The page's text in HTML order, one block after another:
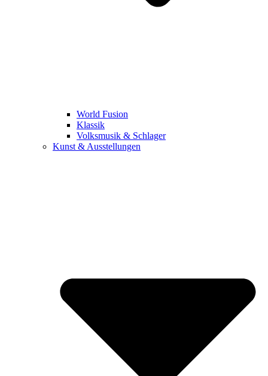
World Fusion
Klassik
Volksmusik & Schlager
Kunst & Ausstellungen